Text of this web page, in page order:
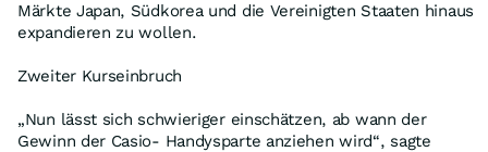
Märkte Japan, Südkorea und die Vereinigten Staaten hinaus
expandieren zu wollen.
Zweiter Kurseinbruch
„Nun lässt sich schwieriger einschätzen, ab wann der
Gewinn der Casio- Handysparte anziehen wird“, sagte